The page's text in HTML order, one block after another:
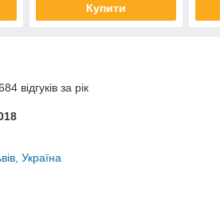
Купити
відгуків за рік
Україна